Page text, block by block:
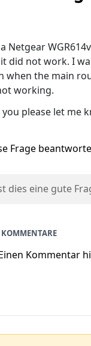
Netgear
did not work. I
when the main
working.
you please let me
Frage
dies eine gute
Kommentar